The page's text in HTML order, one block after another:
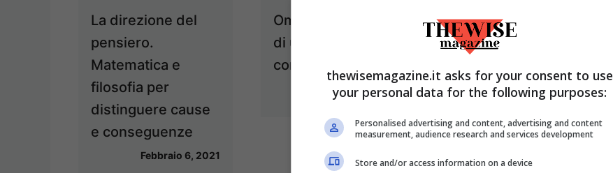
La direzione del
pensiero.
Matematica e
filosofia per
distinguere cause
e conseguenze
Febbraio 6, 2021
Omeopatia. Storia
di una terapia
controversa
Gennaio 2, 2021
La scuola sui
binari: l’istruzione
Dicembre 5, 2020
thewisemagazine.it asks for your consent to use
your personal data for the following purposes:
Personalised advertising and content, advertising and content
measurement, audience research and services development
Store and/or access information on a device